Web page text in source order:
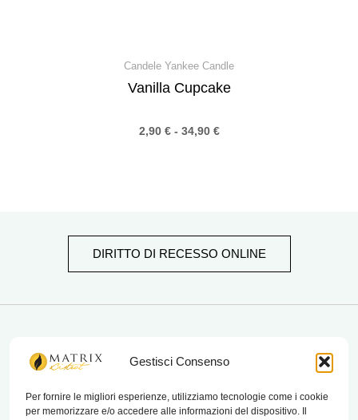
Gestisci Consenso
Per fornire le migliori esperienze, utilizziamo tecnologie come i cookie
per memorizzare e/o accedere alle informazioni del dispositivo. Il
Candele Yankee Candle
Vanilla Cupcake
2,90 € - 34,90 €
DIRITTO DI RECESSO ONLINE
matrix bistrot